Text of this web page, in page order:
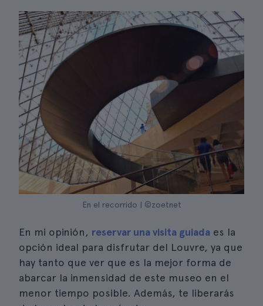
En el recorrido | ©zoetnet
En mi opinión, reservar una visita guiada es la
opción ideal para disfrutar del Louvre, ya que
hay tanto que ver que es la mejor forma de
abarcar la inmensidad de este museo en el
menor tiempo posible. Además, te liberarás